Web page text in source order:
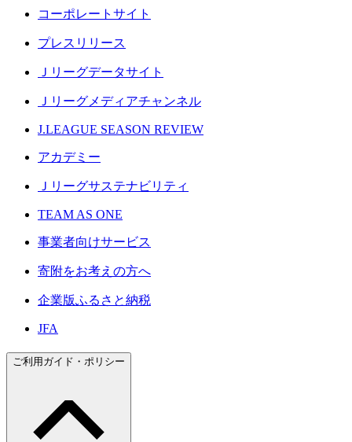
コーポレートサイト
プレスリリース
Ｊリーグデータサイト
Ｊリーグメディアチャンネル
J.LEAGUE SEASON REVIEW
アカデミー
Ｊリーグサステナビリティ
TEAM AS ONE
事業者向けサービス
寄附をお考えの方へ
企業版ふるさと納税
JFA
ご利用ガイド・ポリシー